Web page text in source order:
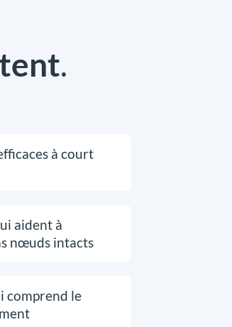
.
à court
aident à
nœuds intacts
comprend le